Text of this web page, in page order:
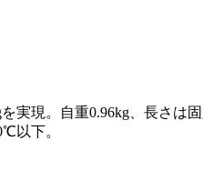
実現。自重0.96kg、長さは
以下。